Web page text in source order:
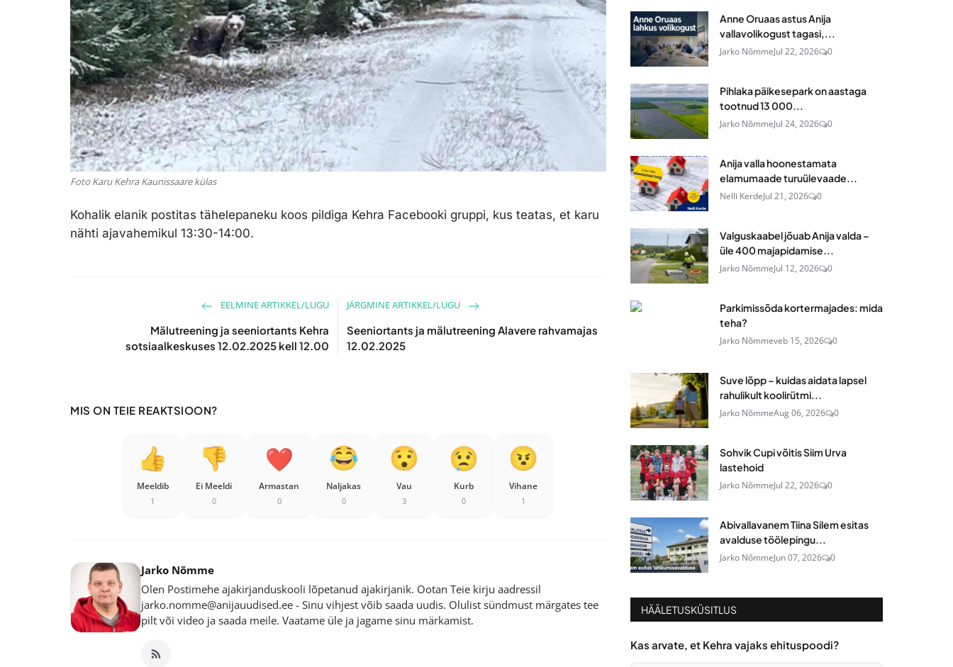
Foto Karu Kehra Kaunissaare külas
Kohalik elanik postitas tähelepaneku koos pildiga Kehra Facebooki gruppi, kus teatas, et karu
nähti ajavahemikul 13:30-14:00.
EELMINE ARTIKKEL/LUGU
Mälutreening ja seeniortants Kehra
sotsiaalkeskuses 12.02.2025 kell 12.00
JÄRGMINE ARTIKKEL/LUGU
Seeniortants ja mälutreening Alavere rahvamajas
12.02.2025
MIS ON TEIE REAKTSIOON?
Meeldib
1
Ei Meeldi
0
Armastan
0
Naljakas
0
Vau
3
Kurb
0
Vihane
1
Jarko Nõmme
Olen Postimehe ajakirjanduskooli lõpetanud ajakirjanik. Ootan Teie kirju aadressil
jarko.nomme@anijauudised.ee - Sinu vihjest võib saada uudis. Olulist sündmust märgates tee
pilt või video ja saada meile. Vaatame üle ja jagame sinu märkamist.
Anne Oruaas astus Anija
vallavolikogust tagasi,...
Jarko NõmmeJul 22, 2026 0
Pihlaka päikesepark on aastaga
tootnud 13 000...
Jarko NõmmeJul 24, 2026 0
Anija valla hoonestamata
elamumaade turuülevaade...
Nelli KerdeJul 21, 2026 0
Valguskaabel jõuab Anija valda –
üle 400 majapidamise...
Jarko NõmmeJul 12, 2026 0
Parkimissõda kortermajades: mida
teha?
Jarko Nõmmeveb 15, 2026 0
Suve lõpp – kuidas aidata lapsel
rahulikult koolirütmi...
Jarko NõmmeAug 06, 2026 0
Sohvik Cupi võitis Siim Urva
lastehoid
Jarko NõmmeJul 22, 2026 0
Abivallavanem Tiina Silem esitas
avalduse töölepingu...
Jarko NõmmeJun 07, 2026 0
HÄÄLETUSKÜSITLUS
Kas arvate, et Kehra vajaks ehituspoodi?